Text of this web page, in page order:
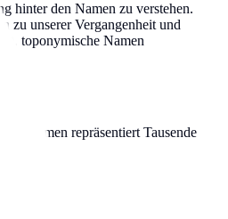
hinter den Namen zu verstehen.
zu unserer Vergangenheit und
toponymische Namen
Namen repräsentiert Tausende